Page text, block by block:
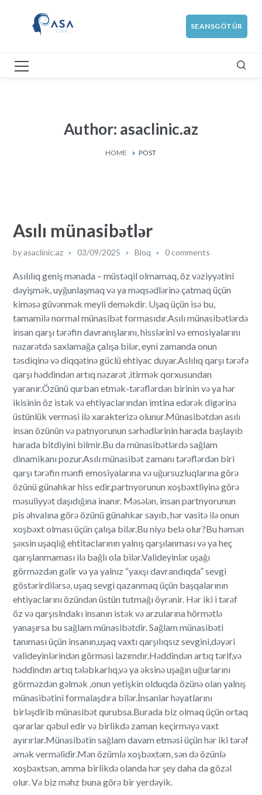
SEANSGÖTÜR
Author: asaclinic.az
HOME POST
Asılı münasibətlər
byasaclinic.az 03/09/2025 Bloq 0 comments
Asılılıq geniş mənada – müstəqil olmamaq, öz vəziyyətini
dəyişmək, uyğunlaşmaq və ya məqsədlərinə çatmaq üçün
kiməsə güvənmək meyli deməkdir. Uşaq üçün isə bu,
tamamilə normal münasibət formasıdır.Asılı münasibətlərdə
insan qarşı tərəfin davranışlarını, hisslərini və emosiyalarını
nəzarətdə saxlamağa çalışa bilər, eyni zamanda onun
təsdiqinə və diqqətinə güclü ehtiyac duyar.Aslılıq qarşı tərəfə
qarşı həddindən artıq nəzarət ,itirmək qorxusundan
yaranır.Özünü qurban etmək-tərəflərdən birinin və ya hər
ikisinin öz istək və ehtiyaclarından imtina edərək digərinə
üstünlük verməsi ilə xarakterizə olunur.Münasibətdən asılı
insan özünün və patnyorunun sərhədlərinin harada başlayıb
harada bitdiyini bilmir.Bu da münasibətlərdə sağlam
dinamikanı pozur.Asılı münasibət zamanı tərəflərdən biri
qarşı tərəfin mənfi emosiyalarına və uğursuzluqlarına görə
özünü günahkar hiss edir,partnyorunun xoşbəxtliyinə görə
məsuliyyət daşıdığına inanır. Məsələn, insan partnyorunun
pis əhvalına görə özünü günahkar sayıb, hər vasitə ilə onun
xoşbəxt olması üçün çalışa bilər.Bu niyə belə olur?Bu həmən
şəxsin uşaqlığ ehtitaclarının yalnış qarşılanması və ya heç
qarışlanmaması ilə bağlı ola bilər.Valideyinlər uşağı
görməzdən gəlir və ya yalnız “yaxşı davrandıqda” sevgi
göstərirdilərsə, uşaq sevgi qazanmaq üçün başqalarının
ehtiyaclarını özündən üstün tutmağı öyrənir. Hər iki i tərəf
öz və qarşıslndakı insanın istək və arzularına hörmətlə
yanaşırsa bu sağlam münasibətdir. Sağlam münasibəti
tanıması üçün insanın,uşaq vaxtı qarşılıqsız sevgini,dəyəri
valideyinlərindən görməsi lazımdır.Həddindən artıq tərif,və
həddindın artıq tələbkarlıq,və ya əksinə uşağın uğurlarını
görməzdən gəlmək ,onun yetişkin olduqda özünə olan yalnış
münasibətini formalaşdıra bilər.İnsanlar həyatlarını
birləşdirib münasibət qurubsa.Burada biz olmaq üçün ortaq
qərarlar qəbul edir və birlikdə zaman keçirməyə vaxt
ayırırlar.Münasibətin sağlam davam etməsi üçün hər iki tərəf
əmək verməlidir.Mən özümlə xoşbəxtəm, sən də özünlə
xoşbəxtsən, amma birlikdə olanda hər şey daha da gözəl
olur. Və biz məhz buna görə bir yerdəyik.